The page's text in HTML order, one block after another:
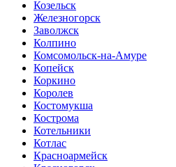
Козельск
Железногорск
Заволжск
Колпино
Комсомольск-на-Амуре
Копейск
Коркино
Королев
Костомукша
Кострома
Котельники
Котлас
Красноармейск